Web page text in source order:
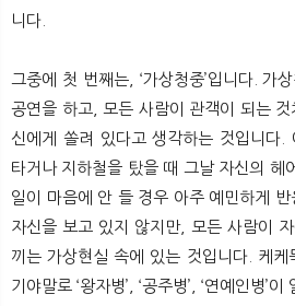
니다.
그중에 첫 번째는, ‘가상청중’입니다. 가
공연을 하고, 모든 사람이 관객이 되는
신에게 쏠려 있다고 생각하는 것입니다.
타거나 지하철을 탔을 때 그날 자신의 헤
일이 마음에 안 들 경우 아주 예민하게
자신을 보고 있지 않지만, 모든 사람이
끼는 가상현실 속에 있는 것입니다. 케케
기야말로 ‘왕자병’, ‘공주병’, ‘연예인병’